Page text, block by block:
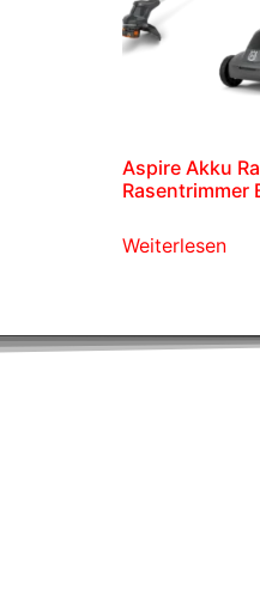
Aspire Akku
Rasentrimmer
Weiterlesen